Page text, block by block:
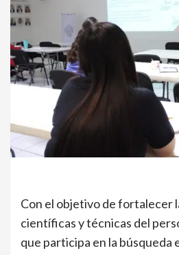
Con el objetivo de fortalecer
científicas y técnicas del
que participa en la búsqueda